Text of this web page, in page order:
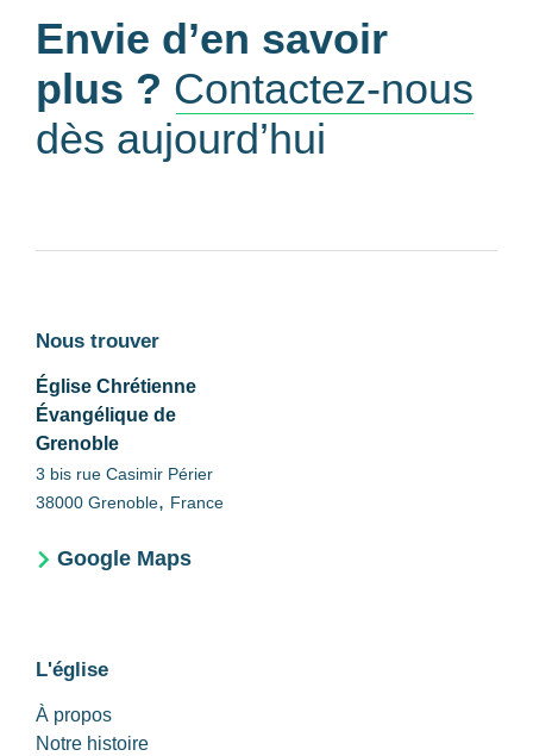
Envie d’en savoir
plus ? Contactez-nous
dès aujourd’hui
Nous trouver
Église Chrétienne
Évangélique de
Grenoble
3 bis rue Casimir Périer
38000 Grenoble, France
Google Maps
L'église
À propos
Notre histoire